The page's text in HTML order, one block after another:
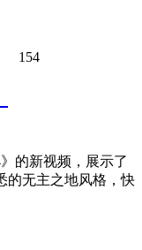
154
的新视频，展示了
的无主之地风格，快